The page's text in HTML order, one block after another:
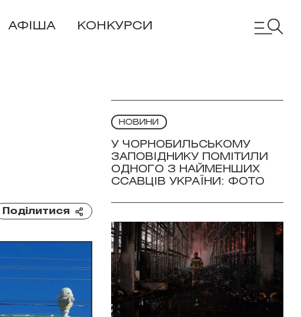
АФІША КОНКУРСИ
Поділитися
НОВИНИ
У ЧОРНОБИЛЬСЬКОМУ
ЗАПОВІДНИКУ ПОМІТИЛИ
ОДНОГО З НАЙМЕНШИХ
ССАВЦІВ УКРАЇНИ: ФОТО